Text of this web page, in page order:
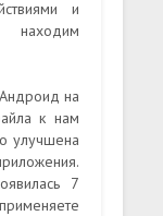
и
на
к нам
улучшена
7